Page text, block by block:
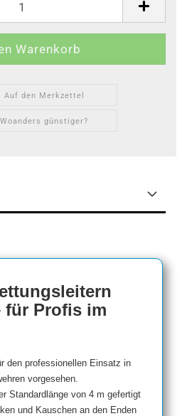
Auf den Merkzettel
Woanders günstiger?
für Profis im
den professionellen Einsatz in
vorgesehen.
Standardlänge von 4 m gefertigt
und Kauschen an den Enden